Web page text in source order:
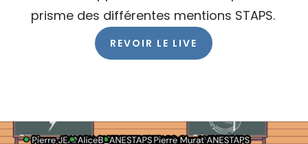
prisme des différentes mentions STAPS.
REVOIR LE LIVE